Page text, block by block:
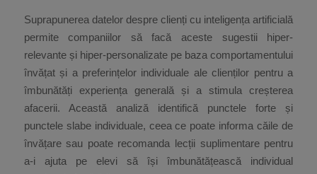
Suprapunerea datelor despre clienți cu inteligența artificială
permite companiilor să facă aceste sugestii hiper-
relevante și hiper-personalizate pe baza comportamentului
învățat și a preferințelor individuale ale clienților pentru a
îmbunătăți experiența generală și a stimula creșterea
afacerii. Această analiză identifică punctele forte și
punctele slabe individuale, ceea ce poate informa căile de
învățare sau poate recomanda lecții suplimentare pentru
a-i ajuta pe elevi să își îmbunătățească individual